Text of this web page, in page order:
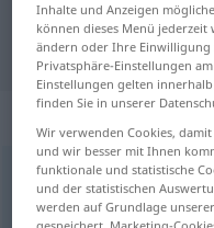
Übersetzung
dazukommenv/i
Übersicht aller
Inhalte und Anzeigen
können dieses Menü
ändern oder Ihre
Privatsphäre-Einstellungen
Einstellungen gelten
finden Sie in unserer
Wir verwenden Cookies,
und wir besser mit Ihnen
funktionale und statistische
und der statistischen
werden auf Grundlage